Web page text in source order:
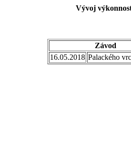
Vývoj
Závod
16.05.2018 Palackého